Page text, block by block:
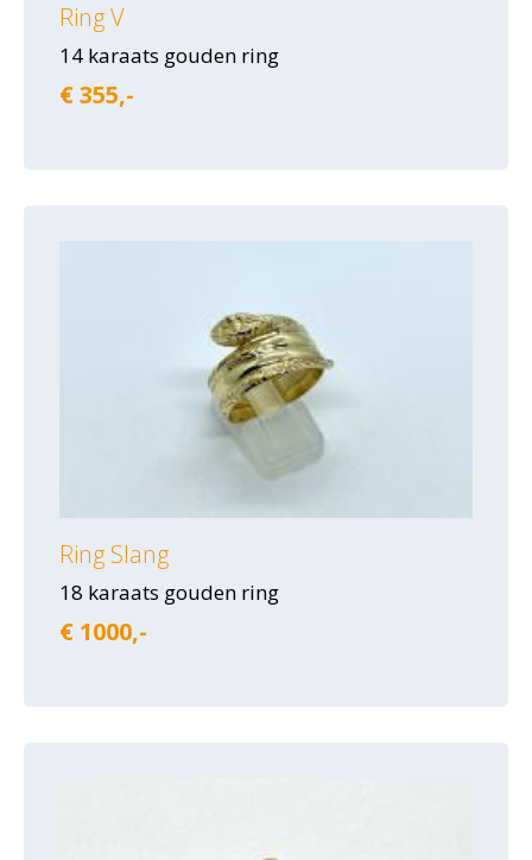
Ring V
14 karaats gouden ring
€ 355,-
Ring Slang
18 karaats gouden ring
€ 1000,-